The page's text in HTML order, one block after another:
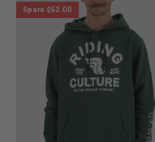
Spare $52.00